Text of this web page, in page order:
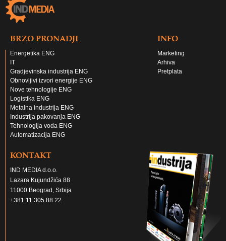
BRZO PRONADJI
Energetika ENG
IT
Gradjevinska industrija ENG
Obnovljivi izvori energije ENG
Nove tehnologije ENG
Logistika ENG
Metalna industrija ENG
Industrija pakovanja ENG
Tehnologija voda ENG
Automatizacija ENG
INFO
Marketing
Arhiva
Pretplata
KONTAKT
IND MEDIA d.o.o.
Lazara Kujundžića 88
11000 Beograd, Srbija
+381 11 305 88 22